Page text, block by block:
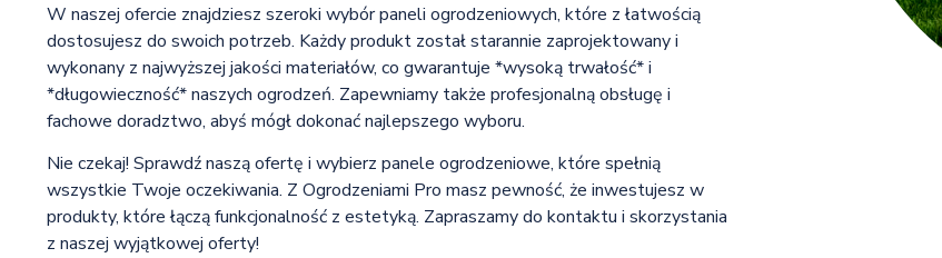
W naszej ofercie znajdziesz szeroki wybór paneli ogrodzeniowych, które z łatwością
dostosujesz do swoich potrzeb. Każdy produkt został starannie zaprojektowany i
wykonany z najwyższej jakości materiałów, co gwarantuje *wysoką trwałość* i
*długowieczność* naszych ogrodzeń. Zapewniamy także profesjonalną obsługę i
fachowe doradztwo, abyś mógł dokonać najlepszego wyboru.
Nie czekaj! Sprawdź naszą ofertę i wybierz panele ogrodzeniowe, które spełnią
wszystkie Twoje oczekiwania. Z Ogrodzeniami Pro masz pewność, że inwestujesz w
produkty, które łączą funkcjonalność z estetyką. Zapraszamy do kontaktu i skorzystania
z naszej wyjątkowej oferty!